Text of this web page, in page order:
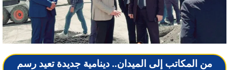
من المكاتب إلى الميدان.. دينامية جديدة تعيد رسم